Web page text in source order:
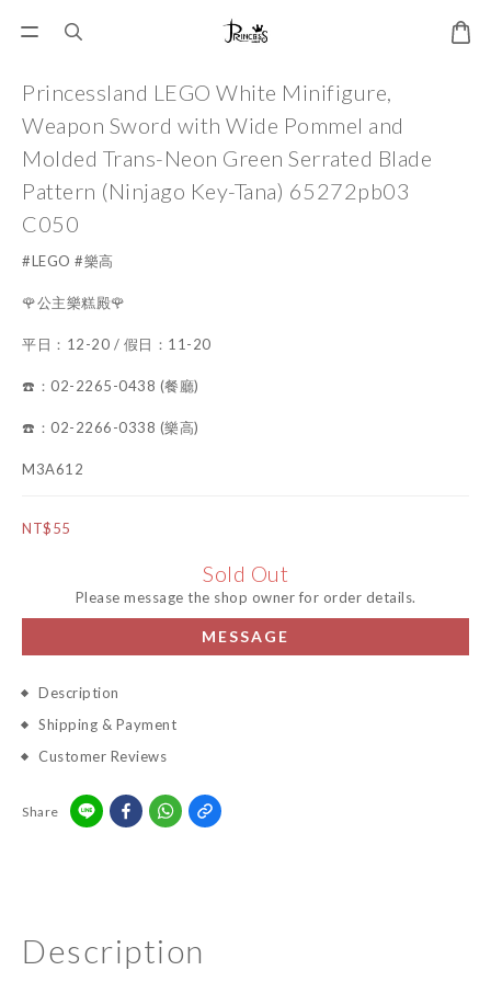
Princessland LEGO White Minifigure,
Weapon Sword with Wide Pommel and
Molded Trans-Neon Green Serrated Blade
Pattern (Ninjago Key-Tana) 65272pb03
C050
#LEGO #樂高
🌹公主樂糕殿🌹
平日：12-20 / 假日：11-20
☎️：02-2265-0438 (餐廳)
☎️：02-2266-0338 (樂高)
M3A612
NT$55
Sold Out
Please message the shop owner for order details.
MESSAGE
Description
Shipping & Payment
Customer Reviews
Share
Description